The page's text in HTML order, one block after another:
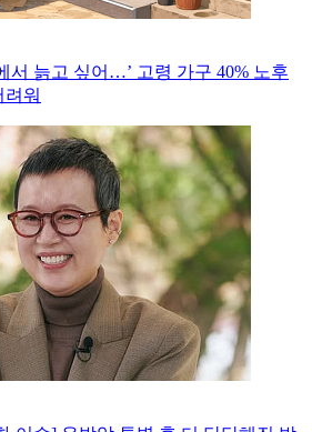
서 늙고 싶어…’ 고령 가구 40% 노후
려워